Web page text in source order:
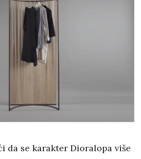
da se karakter Dioralopa više